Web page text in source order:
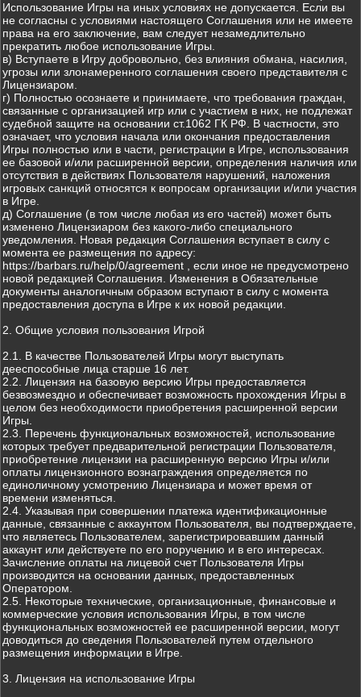
Использование Игры на иных условиях не допускается. Если вы
не согласны с условиями настоящего Соглашения или не имеете
права на его заключение, вам следует незамедлительно
прекратить любое использование Игры.
в) Вступаете в Игру добровольно, без влияния обмана, насилия,
угрозы или злонамеренного соглашения своего представителя с
Лицензиаром.
г) Полностью осознаете и принимаете, что требования граждан,
связанные с организацией игр или с участием в них, не подлежат
судебной защите на основании ст.1062 ГК РФ. В частности, это
означает, что условия начала или окончания предоставления
Игры полностью или в части, регистрации в Игре, использования
ее базовой и/или расширенной версии, определения наличия или
отсутствия в действиях Пользователя нарушений, наложения
игровых санкций относятся к вопросам организации и/или участия
в Игре.
д) Соглашение (в том числе любая из его частей) может быть
изменено Лицензиаром без какого-либо специального
уведомления. Новая редакция Соглашения вступает в силу с
момента ее размещения по адресу:
https://barbars.ru/help/0/agreement , если иное не предусмотрено
новой редакцией Соглашения. Изменения в Обязательные
документы аналогичным образом вступают в силу с момента
предоставления доступа в Игре к их новой редакции.
2. Общие условия пользования Игрой
2.1. В качестве Пользователей Игры могут выступать
дееспособные лица старше 16 лет.
2.2. Лицензия на базовую версию Игры предоставляется
безвозмездно и обеспечивает возможность прохождения Игры в
целом без необходимости приобретения расширенной версии
Игры.
2.3. Перечень функциональных возможностей, использование
которых требует предварительной регистрации Пользователя,
приобретение лицензии на расширенную версию Игры и/или
оплаты лицензионного вознаграждения определяется по
единоличному усмотрению Лицензиара и может время от
времени изменяться.
2.4. Указывая при совершении платежа идентификационные
данные, связанные с аккаунтом Пользователя, вы подтверждаете,
что являетесь Пользователем, зарегистрировавшим данный
аккаунт или действуете по его поручению и в его интересах.
Зачисление оплаты на лицевой счет Пользователя Игры
производится на основании данных, предоставленных
Оператором.
2.5. Некоторые технические, организационные, финансовые и
коммерческие условия использования Игры, в том числе
функциональных возможностей ее расширенной версии, могут
доводиться до сведения Пользователей путем отдельного
размещения информации в Игре.
3. Лицензия на использование Игры